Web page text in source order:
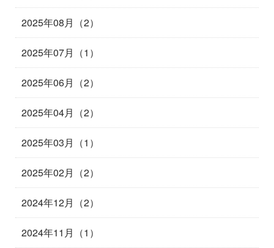
2025年08月（2）
2025年07月（1）
2025年06月（2）
2025年04月（2）
2025年03月（1）
2025年02月（2）
2024年12月（2）
2024年11月（1）